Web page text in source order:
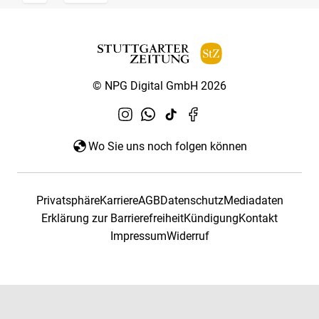
© NPG Digital GmbH 2026
Wo Sie uns noch folgen können
PrivatsphäreKarriereAGBDatenschutzMediadaten
Erklärung zur BarrierefreiheitKündigungKontakt
ImpressumWiderruf